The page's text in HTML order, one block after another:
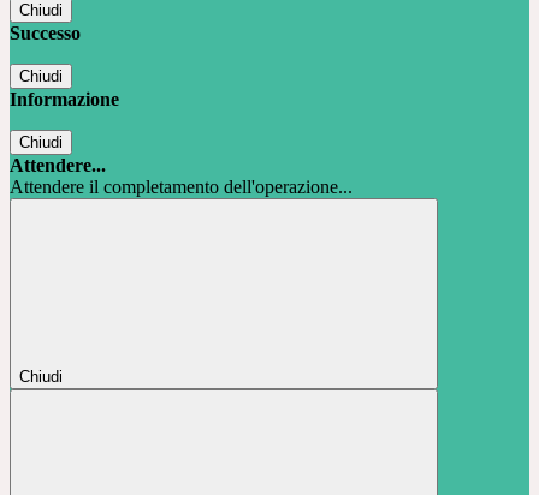
Chiudi
Successo
Chiudi
Informazione
Chiudi
Attendere...
Attendere il completamento dell'operazione...
Chiudi